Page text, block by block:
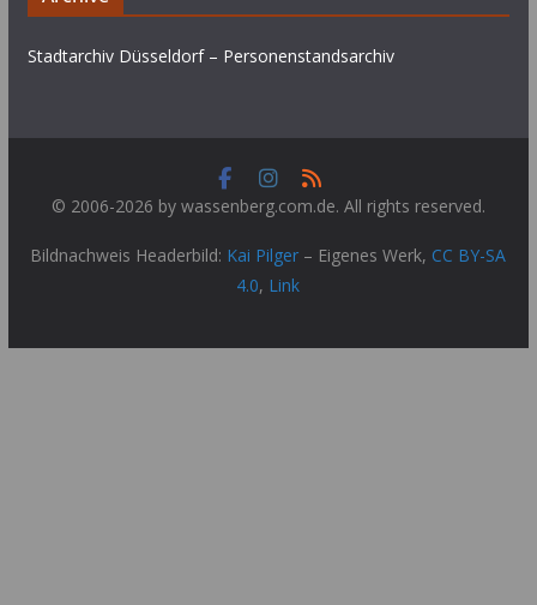
Stadtarchiv Düsseldorf – Personenstandsarchiv
© 2006-2026 by wassenberg.com.de. All rights reserved.
Bildnachweis Headerbild: Kai Pilger – Eigenes Werk, CC BY-SA
4.0, Link